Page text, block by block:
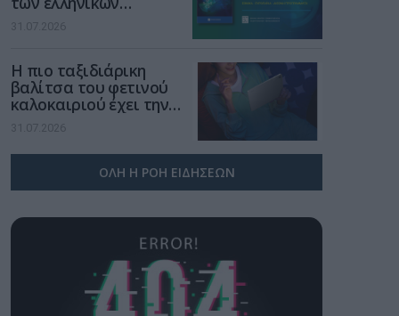
επιχειρήσεων στον
χώρο της άμυνας
31.07.2026
Η πιο ταξιδιάρικη
βαλίτσα του φετινού
καλοκαιριού έχει την
υπογραφή της Xiaomi
31.07.2026
ΟΛΗ Η ΡΟΗ ΕΙΔΗΣΕΩΝ